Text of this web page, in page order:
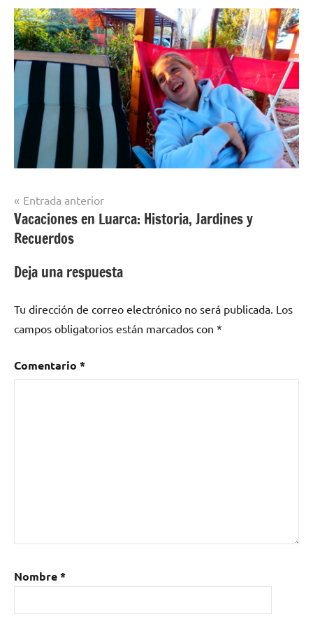
Navegación
de
entradas
Entrada anterior
Vacaciones en Luarca: Historia, Jardines y
Recuerdos
Deja una respuesta
Tu dirección de correo electrónico no será publicada. Los
campos obligatorios están marcados con *
Comentario *
Nombre*